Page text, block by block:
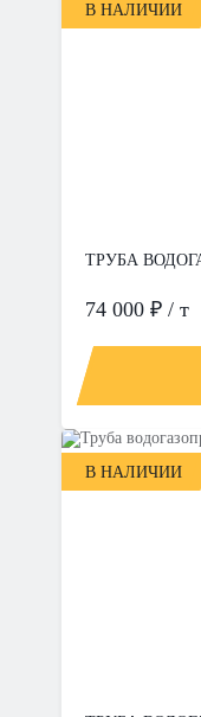
В НАЛИЧИИ
ТРУБА
74 000 ₽ / т
В НАЛИЧИИ